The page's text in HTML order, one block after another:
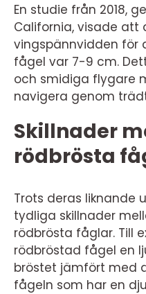
En studie från 2018,
California, visade
vingspännvidden för
fågel var 7-9 cm.
och smidiga flygare
navigera genom
Skillnader
rödbrösta
Trots deras liknande
tydliga skillnader
rödbrösta fåglar. Till
rödbröstad fågel en
bröstet jämfört med
fågeln som har en